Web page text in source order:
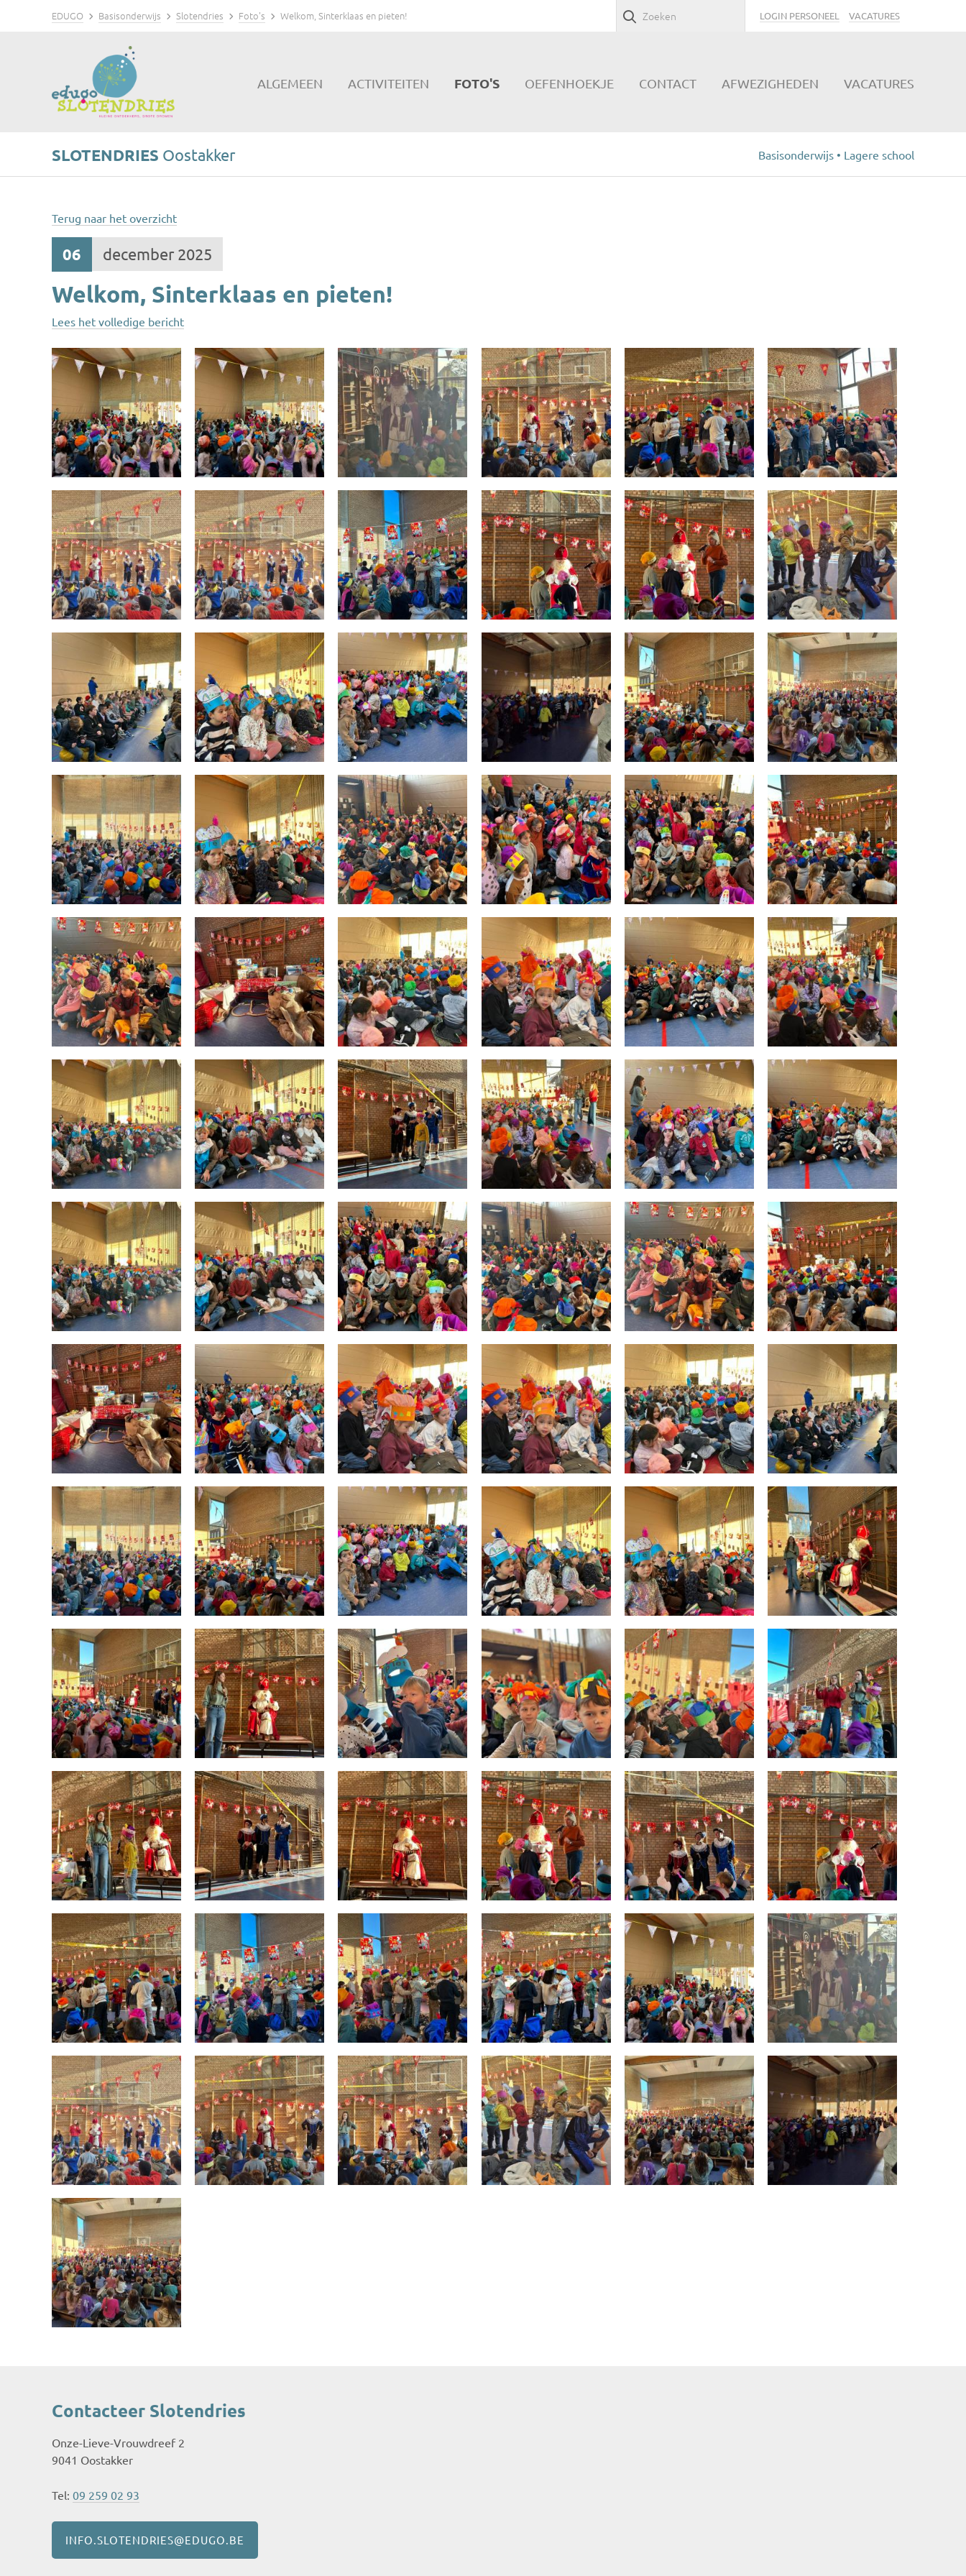
EDUGO Basisonderwijs Slotendries Foto's Welkom, Sinterklaas en pieten! LOGIN PERSONEEL VACATURES
ALGEMEEN ACTIVITEITEN FOTO'S OEFENHOEKJE CONTACT AFWEZIGHEDEN VACATURES
SLOTENDRIES Oostakker Basisonderwijs • Lagere school
Terug naar het overzicht
06 december 2025
Welkom, Sinterklaas en pieten!
Lees het volledige bericht
Contacteer Slotendries
Onze-Lieve-Vrouwdreef 2
9041 Oostakker
Tel: 09 259 02 93
INFO.SLOTENDRIES@EDUGO.BE